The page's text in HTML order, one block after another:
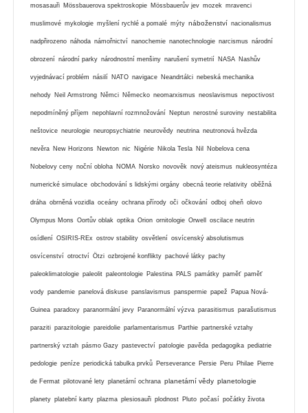
mosasauři Mössbauerova spektroskopie Mössbauerův jev mozek mravenci
muslimové mykologie myšlení rychlé a pomalé mýty náboženství nacionalismus
nadpřirozeno náhoda námořnictví nanochemie nanotechnologie narcismus národní
obrození národní parky národnostní menšiny narušení symetrií NASA Nashův
vyjednávací problém násilí NATO navigace Neandrtálci nebeská mechanika
nehody Neil Armstrong Němci Německo neomarxismus neoslavismus nepoctivost
nepodmíněný příjem nepohlavní rozmnožování Neptun nerostné suroviny nestabilita
neštovice neurologie neuropsychiatrie neurovědy neutrina neutronová hvězda
nevěra New Horizons Newton nic Nigérie Nikola Tesla Nil Nobelova cena
Nobelovy ceny noční obloha NOMA Norsko novověk nový ateismus nukleosyntéza
numerické simulace obchodování s lidskými orgány obecná teorie relativity oběžná
dráha obrněná vozidla oceány ochrana přírody oči očkování odboj oheň olovo
Olympus Mons Oortův oblak optika Orion ornitologie Orwell oscilace neutrin
osídlení OSIRIS-REx ostrov stability osvětlení osvícenský absolutismus
osvícenství otroctví Ötzi ozbrojené konflikty pachové látky pachy
paleoklimatologie paleolit paleontologie Palestina PALS památky paměť paměť
vody pandemie panelová diskuse panslavismus panspermie papež Papua Nová-
Guinea paradoxy paranormální jevy Paranormální výzva parasitismus parašutismus
paraziti parazitologie pareidolie parlamentarismus Parthie partnerské vztahy
partnerský vztah pásmo Gazy pastevectví patologie pavěda pedagogika pediatrie
pedologie peníze periodická tabulka prvků Perseverance Persie Peru Philae Pierre
de Fermat pilotované lety planetární ochrana planetární vědy planetologie
planety platební karty plazma plesiosauři plodnost Pluto počasí počátky života